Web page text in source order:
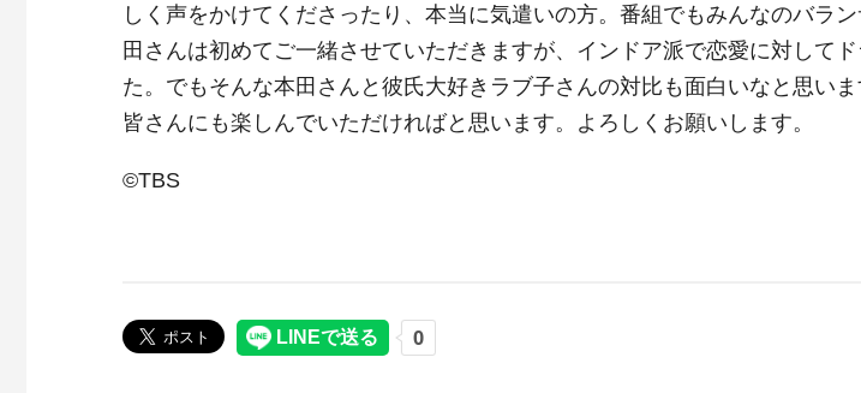
しく声をかけてくださったり、本当に気遣いの方。番組でもみんなのバラ
田さんは初めてご一緒させていただきますが、インドア派で恋愛に対して
た。でもそんな本田さんと彼氏大好きラブ子さんの対比も面白いなと思いま
皆さんにも楽しんでいただければと思います。よろしくお願いします。
©TBS